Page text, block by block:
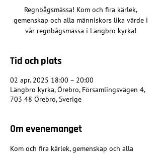
Regnbågsmässa! Kom och fira kärlek,
gemenskap och alla människors lika värde i
vår regnbågsmässa i Längbro kyrka!
Tid och plats
02 apr. 2025 18:00 – 20:00
Längbro kyrka, Örebro, Församlingsvägen 4,
703 48 Örebro, Sverige
Om evenemanget
Kom och fira kärlek, gemenskap och alla